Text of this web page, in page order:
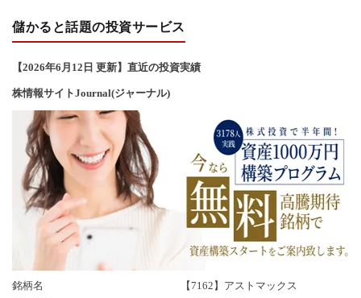
儲かると話題の投資サービス
【2026年6 月12 日 更新】直近の投資実績
株情報サイトJournal(ジャーナル)
銘柄名
【7162】アストマックス